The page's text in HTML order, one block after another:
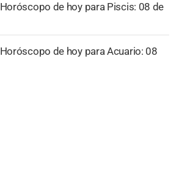
Horóscopo de hoy para Piscis: 08 de
Horóscopo de hoy para Acuario: 08